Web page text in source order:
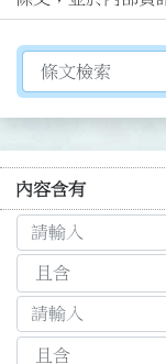
切換選擇法規資訊
內容含有